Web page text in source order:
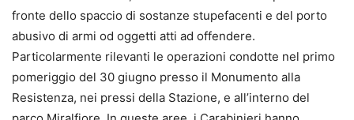
fronte dello spaccio di sostanze stupefacenti e del porto
abusivo di armi od oggetti atti ad offendere.
Particolarmente rilevanti le operazioni condotte nel primo
pomeriggio del 30 giugno presso il Monumento alla
Resistenza, nei pressi della Stazione, e all’interno del